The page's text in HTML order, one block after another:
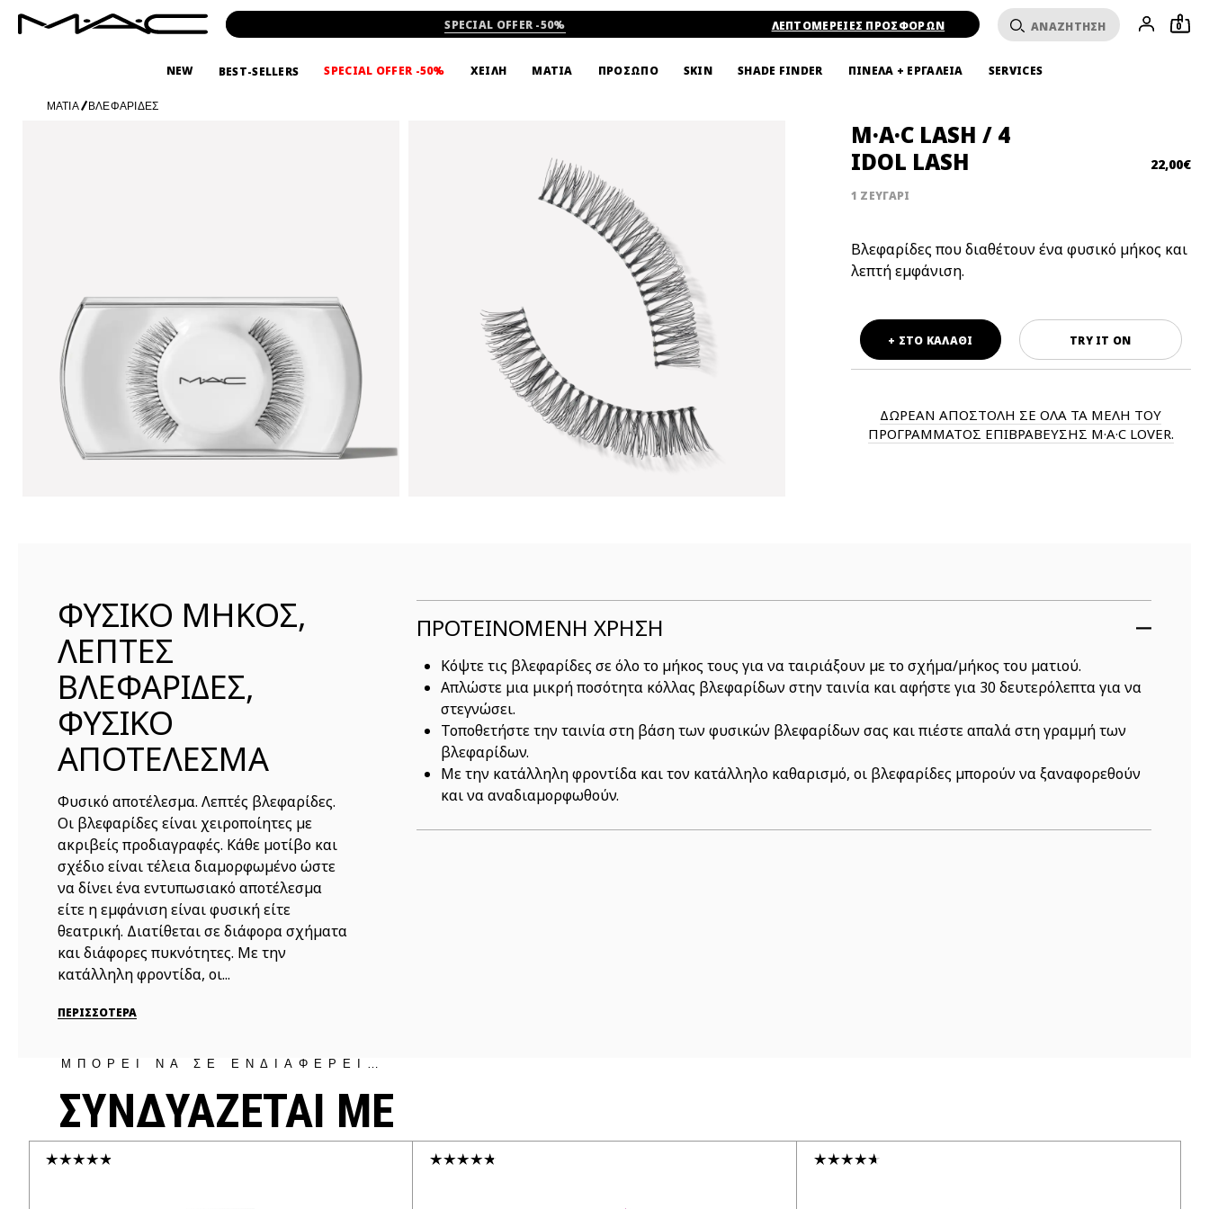
SPECIAL OFFER -50% ΛΕΠΤΟΜΕΡΕΙΕΣ ΠΡΟΣΦΟΡΩΝ 0
NEW BEST-SELLERS SPECIAL OFFER -50% ΧΕΙΛΗ ΜΑΤΙΑ ΠΡΟΣΩΠΟ SKIN SHADE FINDER ΠΙΝΕΛΑ + ΕΡΓΑΛΕΙΑ SERVICES
ΜΑΤΙΑ/ ΒΛΕΦΑΡΙΔΕΣ
M·A·C LASH / 4
IDOL LASH
22,00€
1 ΖΕΥΓΑΡΙ
Βλεφαρίδες που διαθέτουν ένα φυσικό μήκος και
λεπτή εμφάνιση.
TRY IT ON
+ ΣΤΟ ΚΑΛΑΘΙ
ΔΩΡΕΑΝ ΑΠΟΣΤΟΛΗ ΣΕ ΟΛΑ ΤΑ ΜΕΛΗ ΤΟΥ
ΠΡΟΓΡΑΜΜΑΤΟΣ ΕΠΙΒΡΑΒΕΥΣΗΣ M·A·C LOVER.
ΦΥΣΙΚΟ ΜΗΚΟΣ,
ΛΕΠΤΕΣ
ΒΛΕΦΑΡΙΔΕΣ,
ΦΥΣΙΚΟ
ΑΠΟΤΕΛΕΣΜΑ
Φυσικό αποτέλεσμα. Λεπτές βλεφαρίδες.
Οι βλεφαρίδες είναι χειροποίητες με
ακριβείς προδιαγραφές. Κάθε μοτίβο και
σχέδιο είναι τέλεια διαμορφωμένο ώστε
να δίνει ένα εντυπωσιακό αποτέλεσμα
είτε η εμφάνιση είναι φυσική είτε
θεατρική. Διατίθεται σε διάφορα σχήματα
και διάφορες πυκνότητες. Με την
κατάλληλη φροντίδα, οι...
ΠΕΡΙΣΣΟΤΕΡΑ
ΠΡΟΤΕΙΝΟΜΕΝΗ ΧΡΗΣΗ
Κόψτε τις βλεφαρίδες σε όλο το μήκος τους για να ταιριάξουν με το σχήμα/μήκος του ματιού.
Απλώστε μια μικρή ποσότητα κόλλας βλεφαρίδων στην ταινία και αφήστε για 30 δευτερόλεπτα για να
στεγνώσει.
Τοποθετήστε την ταινία στη βάση των φυσικών βλεφαρίδων σας και πιέστε απαλά στη γραμμή των
βλεφαρίδων.
Με την κατάλληλη φροντίδα και τον κατάλληλο καθαρισμό, οι βλεφαρίδες μπορούν να ξαναφορεθούν
και να αναδιαμορφωθούν.
ΜΠΟΡΕΙ ΝΑ ΣΕ ΕΝΔΙΑΦΕΡΕΙ…
ΣΥΝΔΥΑΖΕΤΑΙ ΜΕ